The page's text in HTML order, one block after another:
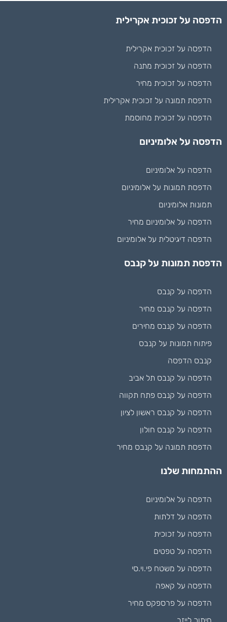
הדפסה על זכוכית אקרילית
הדפסה על זכוכית אקרילית
הדפסה על זכוכית מתנה
הדפסה על זכוכית מחיר
הדפסת תמונה על זכוכית אקרילית
הדפסה על זכוכית מחוסמת
הדפסה על אלומיניום
הדפסה על אלומיניום
הדפסת תמונות על אלומיניום
תמונות אלומיניום
הדפסה על אלומיניום מחיר
הדפסה דיגיטלית על אלומיניום
הדפסת תמונות על קנבס
הדפסה על קנבס
הדפסה על קנבס מחיר
הדפסה על קנבס מחירים
פיתוח תמונות על קנבס
קנבס הדפסה
הדפסה על קנבס תל אביב
הדפסה על קנבס פתח תקווה
הדפסה על קנבס ראשון לציון
הדפסה על קנבס חולון
הדפסת תמונה על קנבס מחיר
ההתמחות שלנו
הדפסה על אלומיניום
הדפסה על דלתות
הדפסה על זכוכית
הדפסה על טפטים
הדפסה על משטח פי.וי.סי
הדפסה על קאפה
הדפסה על פרספקס מחיר
חיתוך לייזר